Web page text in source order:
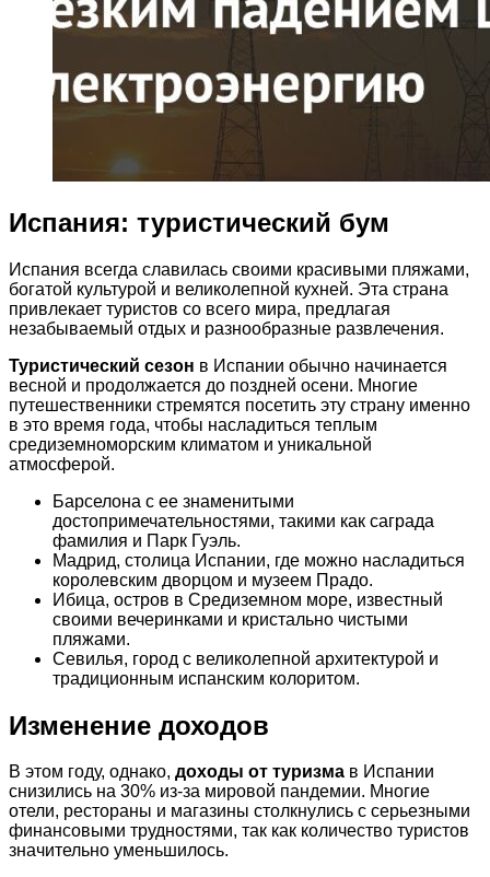
Испания: туристический бум
Испания всегда славилась своими красивыми пляжами,
богатой культурой и великолепной кухней. Эта страна
привлекает туристов со всего мира, предлагая
незабываемый отдых и разнообразные развлечения.
Туристический сезон в Испании обычно начинается
весной и продолжается до поздней осени. Многие
путешественники стремятся посетить эту страну именно
в это время года, чтобы насладиться теплым
средиземноморским климатом и уникальной
атмосферой.
Барселона с ее знаменитыми
достопримечательностями, такими как саграда
фамилия и Парк Гуэль.
Мадрид, столица Испании, где можно насладиться
королевским дворцом и музеем Прадо.
Ибица, остров в Средиземном море, известный
своими вечеринками и кристально чистыми
пляжами.
Севилья, город с великолепной архитектурой и
традиционным испанским колоритом.
Изменение доходов
В этом году, однако, доходы от туризма в Испании
снизились на 30% из-за мировой пандемии. Многие
отели, рестораны и магазины столкнулись с серьезными
финансовыми трудностями, так как количество туристов
значительно уменьшилось.